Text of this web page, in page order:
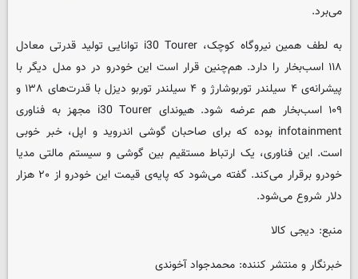
می‌برد.
به لطف همین نیروگاه کوچک، i30 Tourer توانایی تولید قدرتی معادل
۱۱۸ اسب‌بخار را دارد. هم‌چنین قرار است این خودرو در دو مدل دیگر با
پیشرانه‌ی ۴ سیلندر توربوشارژ و ۴ سیلندر توربو دیزل با قدرت‌های ۱۳۸ و
۱۰۹ اسب‌بخار هم عرضه شود. هیوندای i30 Tourer مجهز به فناوری
infotainment بوده که برای صاحبان گوشی اندروید و اپل، خبر خوبی
است. این فناوری، یک ارتباط مستقیم بین گوشی و سیستم مالتی مدیا
خودرو برقرار می‌کند. گفته‌ می‌شود که پایه‌ی قیمت این خودرو از ۲۰ هزار
دلار شروع می‌شود.
منبع: دیجی کالا
خبرنگار و منتشر کننده: محمدجواد آخوندی